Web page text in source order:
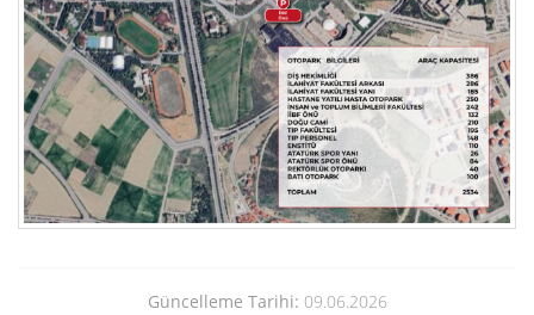
Güncelleme Tarihi: 09.06.2026